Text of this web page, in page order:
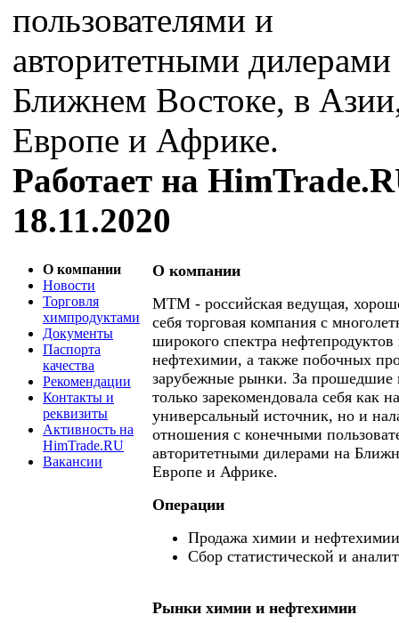
пользователями и
авторитетными дилерами
Ближнем Востоке, в
Европе и Африке.
Работает на
18.11.2020
О компании
Новости
Торговля
химпродуктами
Документы
Паспорта
качества
Рекомендации
Контакты и
реквизиты
Активность на
HimTrade.RU
Вакансии
О компании
МТМ - российская ведущая,
себя торговая компания с
широкого спектра нефтепродуктов
нефтехимии, а также побочных
зарубежные рынки. За прошедшие
только зарекомендовала себя как
универсальный источник, но и
отношения с конечными
авторитетными дилерами на
Европе и Африке.
Операции
Продажа химии и нефтехимии
Сбор статистической и
Рынки химии и нефтехимии